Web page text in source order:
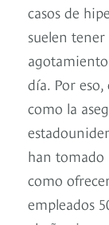
casos de
suelen tener
día. Por
como la
han tomado
como
empleados